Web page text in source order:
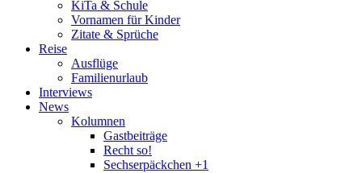
KiTa & Schule
Vornamen für Kinder
Zitate & Sprüche
Reise
Ausflüge
Familienurlaub
Interviews
News
Kolumnen
Gastbeiträge
Recht so!
Sechserpäckchen +1